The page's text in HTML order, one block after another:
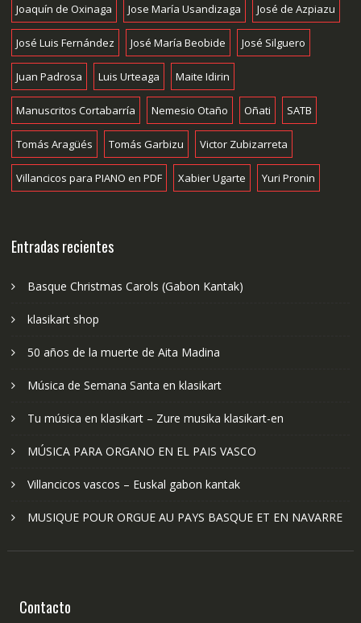
Joaquín de Oxinaga Jose María Usandizaga José de Azpiazu
José Luis Fernández José María Beobide José Silguero
Juan Padrosa Luis Urteaga Maite Idirin
Manuscritos Cortabarría Nemesio Otaño Oñati SATB
Tomás Aragüés Tomás Garbizu Victor Zubizarreta
Villancicos para PIANO en PDF Xabier Ugarte Yuri Pronin
Entradas recientes
Basque Christmas Carols (Gabon Kantak)
klasikart shop
50 años de la muerte de Aita Madina
Música de Semana Santa en klasikart
Tu música en klasikart – Zure musika klasikart-en
MÚSICA PARA ORGANO EN EL PAIS VASCO
Villancicos vascos – Euskal gabon kantak
MUSIQUE POUR ORGUE AU PAYS BASQUE ET EN NAVARRE
Contacto